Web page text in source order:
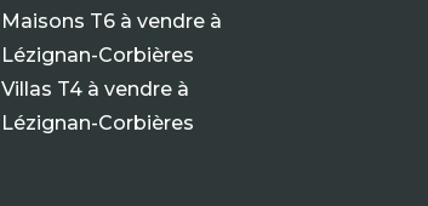
Maisons T6 à vendre à
Lézignan-Corbières
Villas T4 à vendre à
Lézignan-Corbières